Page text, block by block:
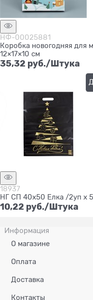
НФ-00025881
Коробка новогодняя для
12×17×10 см
35,32 руб./Штука
18937
НГ СП 40х50 Елка /2уп х
10,22 руб./Штука
Информация
О магазине
Оплата
Доставка
Контакты